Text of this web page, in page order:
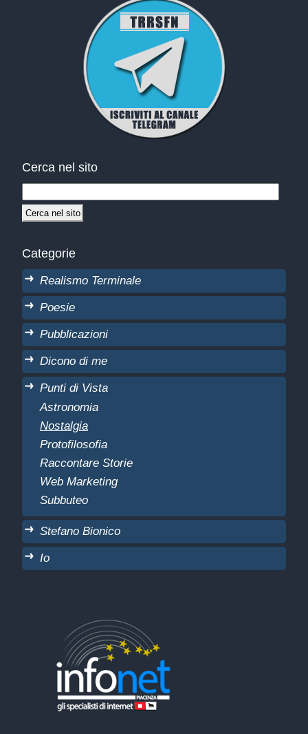
Cerca nel sito
Categorie
Realismo Terminale
Poesie
Pubblicazioni
Dicono di me
Punti di Vista
Astronomia
Nostalgia
Protofilosofia
Raccontare Storie
Web Marketing
Subbuteo
Stefano Bionico
Io